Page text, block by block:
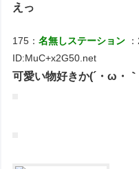
えっ
175：名無しステーション
ID:MuC+x2G50.net
可愛い物好きか(´・ω・